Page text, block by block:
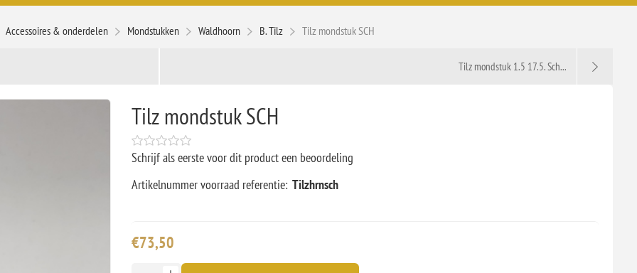
Accessoires & onderdelen Mondstukken Waldhoorn B. Tilz Tilz mondstuk SCH
Tilz mondstuk 1.5 17.5. Sch...
Tilz mondstuk SCH
Schrijf als eerste voor dit product een beoordeling
Artikelnummer voorraad referentie: Tilzhrnsch
€73,50